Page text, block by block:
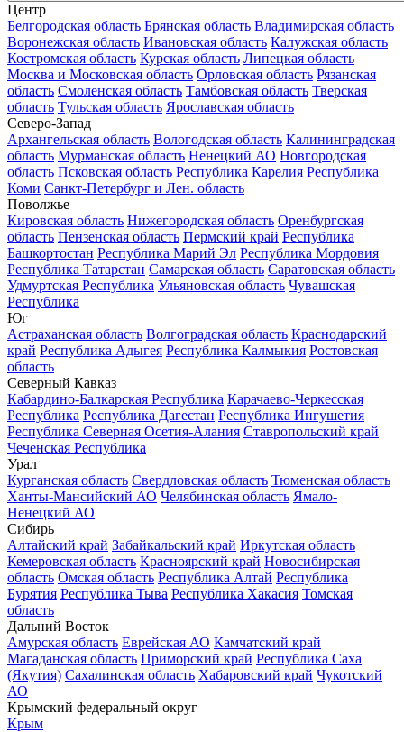
Центр
Белгородская область Брянская область Владимирская область
Воронежская область Ивановская область Калужская область
Костромская область Курская область Липецкая область
Москва и Московская область Орловская область Рязанская
область Смоленская область Тамбовская область Тверская
область Тульская область Ярославская область
Северо-Запад
Архангельская область Вологодская область Калининградская
область Мурманская область Ненецкий АО Новгородская
область Псковская область Республика Карелия Республика
Коми Санкт-Петербург и Лен. область
Поволжье
Кировская область Нижегородская область Оренбургская
область Пензенская область Пермский край Республика
Башкортостан Республика Марий Эл Республика Мордовия
Республика Татарстан Самарская область Саратовская область
Удмуртская Республика Ульяновская область Чувашская
Республика
Юг
Астраханская область Волгоградская область Краснодарский
край Республика Адыгея Республика Калмыкия Ростовская
область
Северный Кавказ
Кабардино-Балкарская Республика Карачаево-Черкесская
Республика Республика Дагестан Республика Ингушетия
Республика Северная Осетия-Алания Ставропольский край
Чеченская Республика
Урал
Курганская область Свердловская область Тюменская область
Ханты-Мансийский АО Челябинская область Ямало-
Ненецкий АО
Сибирь
Алтайский край Забайкальский край Иркутская область
Кемеровская область Красноярский край Новосибирская
область Омская область Республика Алтай Республика
Бурятия Республика Тыва Республика Хакасия Томская
область
Дальний Восток
Амурская область Еврейская АО Камчатский край
Магаданская область Приморский край Республика Саха
(Якутия) Сахалинская область Хабаровский край Чукотский
АО
Крымский федеральный округ
Крым